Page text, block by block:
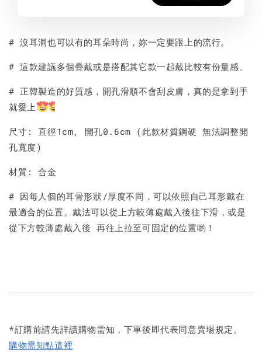
# 沒耳洞也可以有的耳朵時尚，妳一定要跟上的流行。
# 這款建議多個疊戴或是搭配其它款一起戴比較有份量感。
# 正韓製造的好質感，開孔滑順不會刮皮膚，真的是拿到手
就愛上
尺寸: 直徑1cm, 開孔0.6cm (此款材質鋼硬 無法調整開
孔寬度)
材質: 合金
# 因每人個的耳骨形狀/厚度不同，可以依照自己耳形戴在
最適合的位置。戴法可以從上方較薄處戴入後往下滑，或是
從下方較薄處戴入後 再往上拉至可固定的位置喲！
*訂購前請先詳讀購物需知，下單後即代表同意賣場規定。
購物需知點這裡